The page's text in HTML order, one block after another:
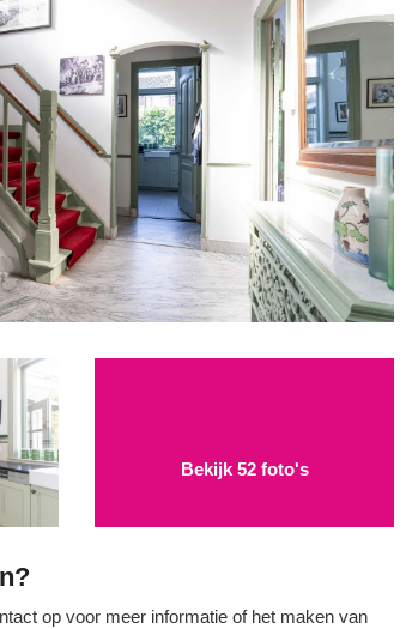
Bekijk 52 foto's
op voor meer informatie of het maken van